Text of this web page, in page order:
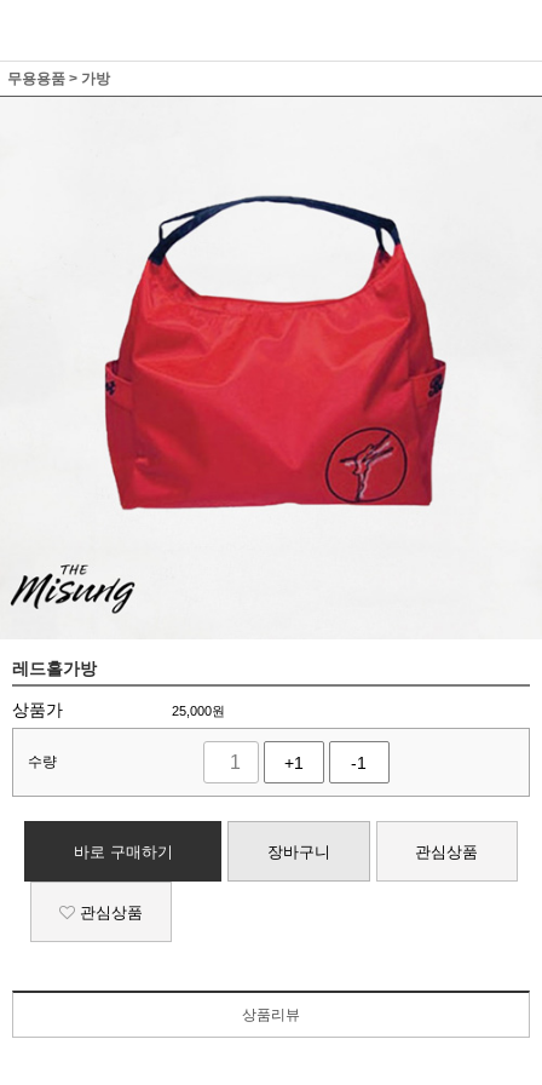
무용용품 > 가방
레드홀가방
상품가 25,000원
수량 +1 -1
바로 구매하기 장바구니 관심상품
관심상품
상품리뷰